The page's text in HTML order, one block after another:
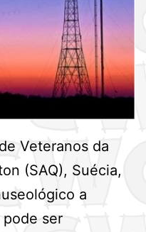
Veteranos da
(SAQ), Suécia,
a
ser